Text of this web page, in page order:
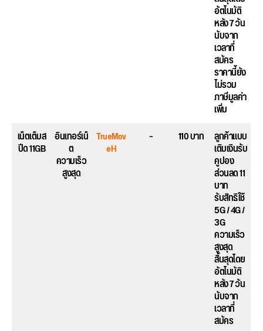
อัตโนมัติ
หลัง 7 วัน
นับจาก
เวลาที่
สมัคร
ราคานี้ยัง
ไม่รวม
ภาษีมูลค่า
เพิ่ม
เน็ตเต็มส
ปีด 11GB
อินเทอร์เน็
ต
ความเร็ว
สูงสุด
TrueMov
eH
– 110 บาท ลูกค้าแบบ
เติมเงินรับ
คูปอง
ส่วนลด 11
บาท
รับสิทธิใช้
5G / 4G /
3G
ความเร็ว
สูงสุด
สิ้นสุดโดย
อัตโนมัติ
หลัง 7 วัน
นับจาก
เวลาที่
สมัคร